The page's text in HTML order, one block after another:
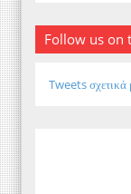
Follow us on
Tweets